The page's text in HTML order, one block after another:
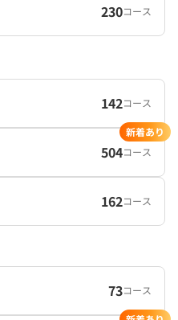
230コース
142コース
504コース
新着あり
162コース
73コース